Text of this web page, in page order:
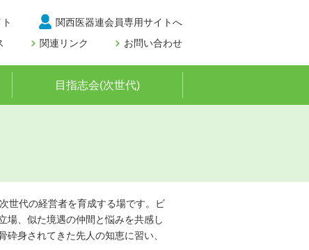
目指志会(次世代)
関西医器連会員専用サイトへ
関連リンク お問い合わせ
世代の経営者を育成する場です。ビ
場、似た境遇の仲間と悩みを共感し
身されてきた先人の知恵に習い、